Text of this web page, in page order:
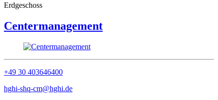
Erdgeschoss
Centermanagement
+49 30 403646400
hghi-shq-cm@hghi.de